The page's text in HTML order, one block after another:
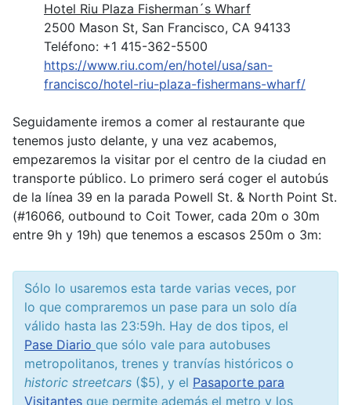
Hotel Riu Plaza Fisherman´s Wharf
2500 Mason St, San Francisco, CA 94133
Teléfono: +1 415-362-5500
https://www.riu.com/en/hotel/usa/san-
francisco/hotel-riu-plaza-fishermans-wharf/
Seguidamente iremos a comer al restaurante que
tenemos justo delante, y una vez acabemos,
empezaremos la visitar por el centro de la ciudad en
transporte público. Lo primero será coger el autobús
de la línea 39 en la parada Powell St. & North Point St.
(#16066, outbound to Coit Tower, cada 20m o 30m
entre 9h y 19h) que tenemos a escasos 250m o 3m:
Sólo lo usaremos esta tarde varias veces, por
lo que compraremos un pase para un solo día
válido hasta las 23:59h. Hay de dos tipos, el
Pase Diario que sólo vale para autobuses
metropolitanos, trenes y tranvías históricos o
historic streetcars ($5), y el Pasaporte para
Visitantes que permite además el metro y los